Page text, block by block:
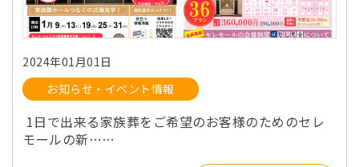
2024年01月01日
お知らせ・イベント情報
1日で出来る家族葬をご希望のお客様のためのセレ
モールの新……